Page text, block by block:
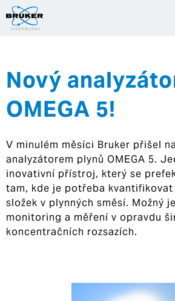
Česky English
|
Nový
OMEGA 5!
V minulém měsíci Bruker přišel
analyzátorem plynů OMEGA 5.
inovativní přístroj, který se
tam, kde je potřeba
složek v plynných směsí. Možný
monitoring a měření v opravdu
koncentračních rozsazích.